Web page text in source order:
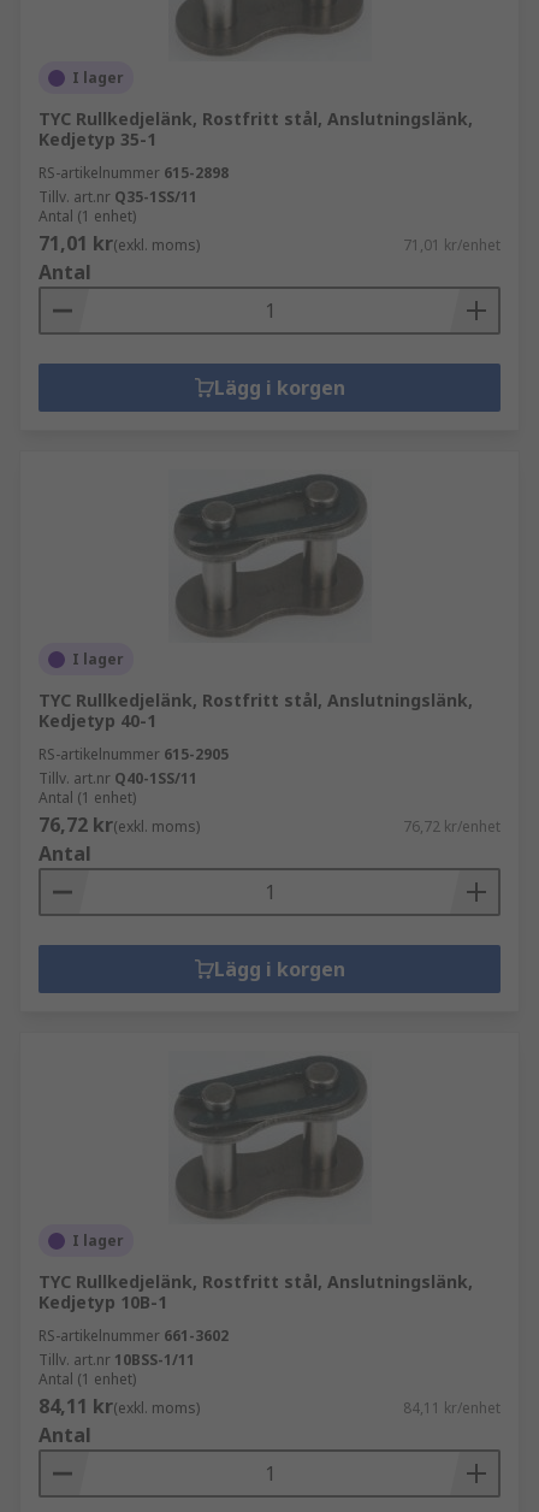
I lager
TYC Rullkedjelänk, Rostfritt stål, Anslutningslänk,
Kedjetyp 35-1
RS-artikelnummer 615-2898
Tillv. art.nr Q35-1SS/11
Antal (1 enhet)
71,01 kr(exkl. moms) 71,01 kr/enhet
Antal
Lägg i korgen
I lager
TYC Rullkedjelänk, Rostfritt stål, Anslutningslänk,
Kedjetyp 40-1
RS-artikelnummer 615-2905
Tillv. art.nr Q40-1SS/11
Antal (1 enhet)
76,72 kr(exkl. moms) 76,72 kr/enhet
Antal
Lägg i korgen
I lager
TYC Rullkedjelänk, Rostfritt stål, Anslutningslänk,
Kedjetyp 10B-1
RS-artikelnummer 661-3602
Tillv. art.nr 10BSS-1/11
Antal (1 enhet)
84,11 kr(exkl. moms) 84,11 kr/enhet
Antal